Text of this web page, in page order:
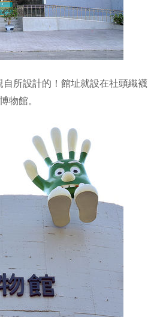
所設計的！館址就設在社頭織襪
物館。